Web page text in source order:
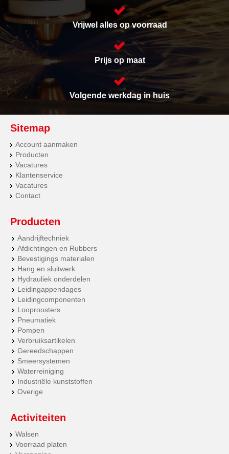
Vrijwel alles op voorraad
Prijs op maat
Volgende werkdag in huis
Sitemap
Account aanmaken
Producten
Vacatures
Klantenservice
Vacatures
Contact
Producten
Aandrijftechniek
Afdichtingen en Rubbers
Bevestigings materialen
Hang en sluitwerk
Hydrauliek onderdelen
Leidingappendages
Leidingcomponenten
Looproosters
Pneumatiek
Pompen
Verbruiksartikelen
Gereedschappen
Smeersystemen
Waterreiniging
Industriële kunststoffen
Overige
Activiteiten
Walsen
Voorraad platen